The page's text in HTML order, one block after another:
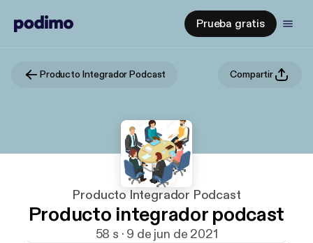
Prueba gratis
Producto Integrador Podcast Compartir
Producto Integrador Podcast
Producto integrador podcast
58 s · 9 de jun de 2021